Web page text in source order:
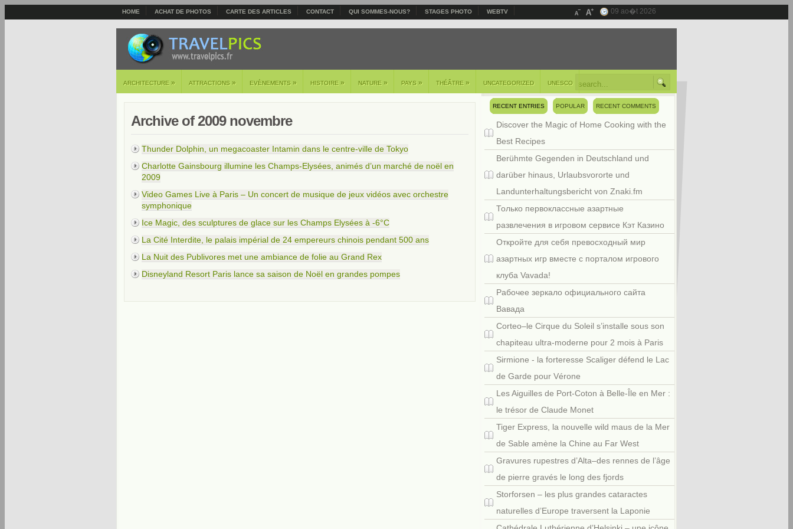
HOME ACHAT DE PHOTOS CARTE DES ARTICLES CONTACT QUI SOMMES-NOUS? STAGES PHOTO WEBTV 09 ao�t 2026
ARCHITECTURE » ATTRACTIONS » EVÈNEMENTS » HISTOIRE » NATURE » PAYS » THÉÂTRE » UNCATEGORIZED UNESCO
Archive of 2009 novembre
Thunder Dolphin, un megacoaster Intamin dans le centre-ville de Tokyo
Charlotte Gainsbourg illumine les Champs-Elysées, animés d’un marché de noël en
2009
Video Games Live à Paris – Un concert de musique de jeux vidéos avec orchestre
symphonique
Ice Magic, des sculptures de glace sur les Champs Elysées à -6°C
La Cité Interdite, le palais impérial de 24 empereurs chinois pendant 500 ans
La Nuit des Publivores met une ambiance de folie au Grand Rex
Disneyland Resort Paris lance sa saison de Noël en grandes pompes
RECENT ENTRIES POPULAR RECENT COMMENTS
Discover the Magic of Home Cooking with the
Best Recipes
Berühmte Gegenden in Deutschland und
darüber hinaus, Urlaubsvororte und
Landunterhaltungsbericht von Znaki.fm
Только первоклассные азартные
развлечения в игровом сервисе Кэт Казино
Откройте для себя превосходный мир
азартных игр вместе с порталом игрового
клуба Vavada!
Рабочее зеркало официального сайта
Вавада
Corteo–le Cirque du Soleil s’installe sous son
chapiteau ultra-moderne pour 2 mois à Paris
Sirmione - la forteresse Scaliger défend le Lac
de Garde pour Vérone
Les Aiguilles de Port-Coton à Belle-Île en Mer :
le trésor de Claude Monet
Tiger Express, la nouvelle wild maus de la Mer
de Sable amène la Chine au Far West
Gravures rupestres d’Alta–des rennes de l’âge
de pierre gravés le long des fjords
Storforsen – les plus grandes cataractes
naturelles d’Europe traversent la Laponie